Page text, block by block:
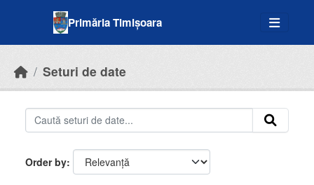
Primăria Timișoara
Seturi de date
Order by